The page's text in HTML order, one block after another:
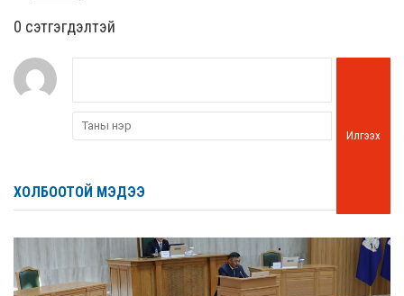
0 cэтгэгдэлтэй
Илгээх
ХОЛБООТОЙ МЭДЭЭ